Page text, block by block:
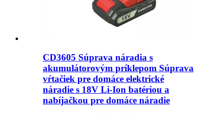
CD3605 Súprava náradia s
akumulátorovým príklepom Súprava
vŕtačiek pre domáce elektrické
náradie s 18V Li-Ion batériou a
nabíjačkou pre domáce náradie